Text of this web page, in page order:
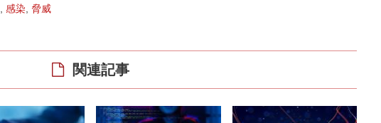
感染 脅威
関連記事